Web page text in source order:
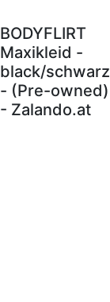
BODYFLIRT
Maxikleid -
black/schwarz
- (Pre-owned)
- Zalando.at